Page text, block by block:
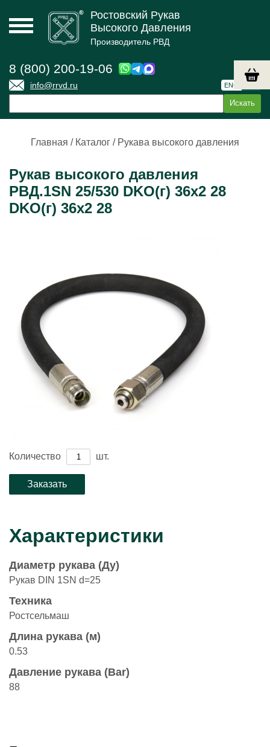
Ростовский Рукав
Высокого Давления
Производитель РВД
8 (800) 200-19-06
info@rrvd.ru ENG
Главная / Каталог / Рукава высокого давления
Рукав высокого давления
РВД.1SN 25/530 DKO(г) 36х2 28
DKO(г) 36х2 28
Количество шт.
Характеристики
Диаметр рукава (Ду)
Рукав DIN 1SN d=25
Техника
Ростсельмаш
Длина рукава (м)
0.53
Давление рукава (Bar)
88